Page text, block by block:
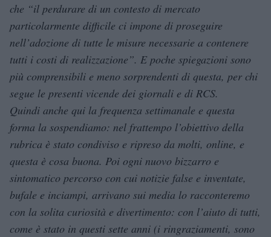
che “il perdurare di un contesto di mercato
particolarmente difficile ci impone di proseguire
nell’adozione di tutte le misure necessarie a contenere
tutti i costi di realizzazione”. E poche spiegazioni sono
più comprensibili e meno sorprendenti di questa, per chi
segue le presenti vicende dei giornali e di RCS.
Quindi anche qui la frequenza settimanale e questa
forma la sospendiamo: nel frattempo l’obiettivo della
rubrica è stato condiviso e ripreso da molti, online, e
questa è cosa buona. Poi ogni nuovo bizzarro e
sintomatico percorso con cui notizie false e inventate,
bufale e inciampi, arrivano sui media lo racconteremo
con la solita curiosità e divertimento: con l’aiuto di tutti,
come è stato in questi sette anni (i ringraziamenti, sono